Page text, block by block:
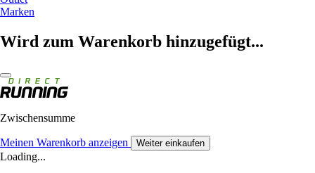
Marken
Wird zum Warenkorb hinzugefügt...
Zwischensumme
Meinen Warenkorb anzeigen Weiter einkaufen
Loading...